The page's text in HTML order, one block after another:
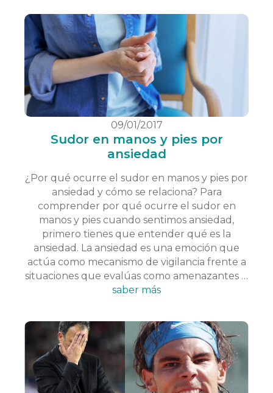
09/01/2017
Sudor en manos y pies por
ansiedad
¿Por qué ocurre el sudor en manos y pies por
ansiedad y cómo se relaciona? Para
comprender por qué ocurre el sudor en
manos y pies cuando sentimos ansiedad,
primero tienes que entender qué es la
ansiedad. La ansiedad es una emoción que
actúa como mecanismo de vigilancia frente a
situaciones que evalúas como amenazantes …
saber más